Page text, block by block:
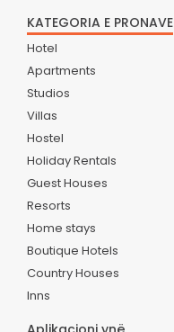
KATEGORIA E PRONAVE
Hotel
Apartments
Studios
Villas
Hostel
Holiday Rentals
Guest Houses
Resorts
Home stays
Boutique Hotels
Country Houses
Inns